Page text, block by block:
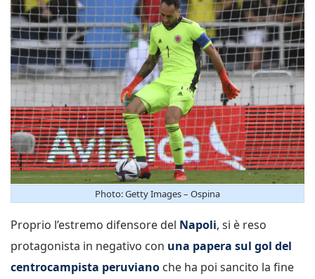
Photo: Getty Images – Ospina
Proprio l’estremo difensore del Napoli, si è reso
protagonista in negativo con una papera sul gol del
centrocampista peruviano che ha poi sancito la fine